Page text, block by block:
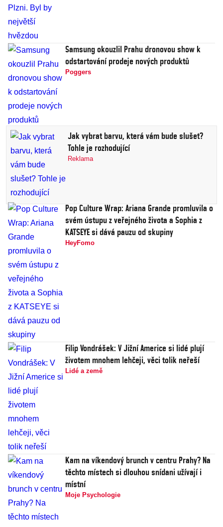
Samsung okouzlil Prahu dronovou show k
odstartování prodeje nových produktů
Poggers
Jak vybrat barvu, která vám bude slušet?
Tohle je rozhodující
Reklama
Pop Culture Wrap: Ariana Grande promluvila o
svém ústupu z veřejného života a Sophia z
KATSEYE si dává pauzu od skupiny
HeyFomo
Filip Vondrášek: V Jižní Americe si lidé plují
životem mnohem lehčeji, věci tolik neřeší
Lidé a země
Kam na víkendový brunch v centru Prahy? Na
těchto místech si dlouhou snídani užívají i
místní
Moje Psychologie